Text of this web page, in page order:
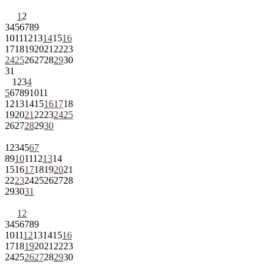
1 2
3456789
10111213141516
1718192021 2223
24252627282930
31
1 234
567891011
12131415161718
192021 22232425
2627282930
1 234567
891011121314
15161718192021
22232425262728
293031
1 2
3456789
10111213141516
1718192021 2223
24252627282930